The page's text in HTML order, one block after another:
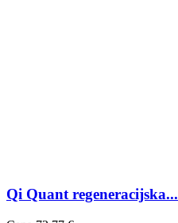
Qi Quant regeneracijska...